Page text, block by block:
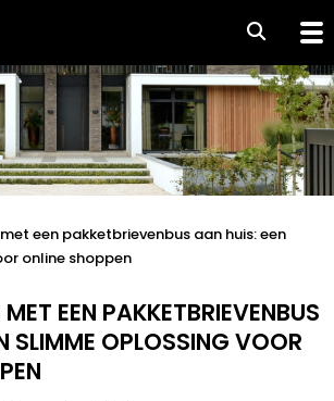
een pakketbrievenbus aan huis: een
online shoppen
EEN PAKKETBRIEVENBUS
SLIMME OPLOSSING VOOR